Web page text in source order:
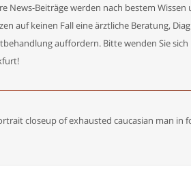
News-Beiträge werden nach bestem
auf keinen Fall eine ärztliche Beratung,
auffordern. Bitte wenden Sie
closeup of exhausted caucasian man in